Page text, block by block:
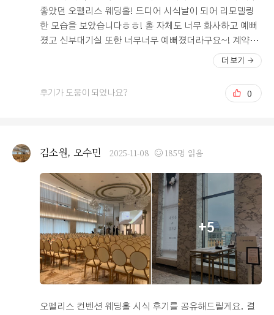
좋았던 오펠리스 웨딩홀! 드디어 시식날이 되어 리모델링
한 모습을 보았습니다ㅎㅎ! 홀 자체도 너무 화사하고 예뻐
졌고 신부대기실 또한 너무너무 예뻐졌더라구요~! 계약할
당시에도 예뻤는데 그때보다 훨씬 더 좋아졌습니다!! 20층
이라 고층 뷰도 좋을 뿐만 아니라, 층고가 높아서 시야가 탁
트여 답답하지 않았어요. 그리고 들어가자 마자 있는 사진
배너가 단연 앞도적이었습니다. 높은 층고에 걸려 있는 웨
정을 덜어내고 올 수 있었습니다. 밝고 화사한 웨딩홀을 찾
으신다면 오펠리스 웨딩홀을 강력하게 추천할 수 있습니
다. 아 그리고 시식을 한 후기를 남겨드리자면, 음식에 군
더더기가 없습니다. 모든 간이 적당하고, 특히 회와 해산물
코너가 엄청 신선하고 종류가 많아서 좋았습니다. 음식 종
류가 많고 쓸데없는 메뉴 없이 알찬 구성으로 이루어져 있
어 매우 만족하며 시식을 하고 왔답니다. 하객분들이 모두
만족하실 구성이었어요^^! 연어회와 방어회, 전복 등 너무
맛있는 해산물류들, 깐풍기와 크림새우 등 맛있는 중식류
그리고 깔끔한 맛이었습니다. 후식도 매우 만족스러웠어
더 보기
후기가 도움이 되었나요? 0
김소원, 오수민 2025-11-08 185명 읽음
+5
오펠리스 컨벤션 웨딩홀 시식 후기를 공유해드릴게요. 결